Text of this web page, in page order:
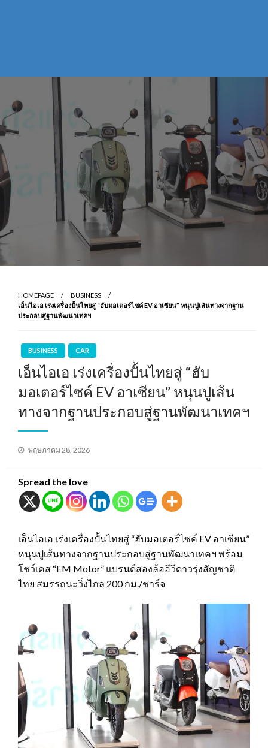
HOMEPAGE
BUSINESS
เอ็นไอเอ เร่งเครื่องปั้นไทยสู่ “ฮับมอเตอร์ไซค์ EV อาเซียน” หนุนปูเส้นทางจากฐาน
ประกอบสู่ฐานพัฒนาเทคฯ
BUSINESS CAR
เอ็นไอเอ เร่งเครื่องปั้นไทยสู่ “ฮับ
มอเตอร์ไซค์ EV อาเซียน” หนุนปูเส้น
ทางจากฐานประกอบสู่ฐานพัฒนาเทคฯ
Posted
พฤษภาคม 28, 2026
Spread the love
เอ็นไอเอ เร่งเครื่องปั้นไทยสู่ “ฮับมอเตอร์ไซค์ EV อาเซียน”
หนุนปูเส้นทางจากฐานประกอบสู่ฐานพัฒนาเทคฯ พร้อม
โชว์เคส “EM Motor” แบรนด์สองล้ออีวีดาวรุ่งสัญชาติ
ไทย สมรรถนะวิ่งไกล 200 กม./ชาร์จ